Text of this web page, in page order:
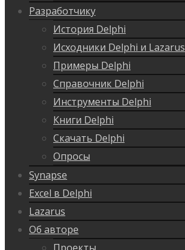
Разработчику
История Delphi
Исходники Delphi и Lazarus
Примеры Delphi
Справочник Delphi
Инструменты Delphi
Книги Delphi
Скачать Delphi
Опросы
Synapse
Excel в Delphi
Lazarus
Об авторе